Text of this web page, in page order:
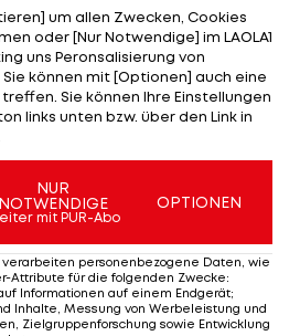
Grahovac weilten noch im
nutzen, um uns noch besser
Ideen noch besser zu
der erst Anfang
Feldhofer. Von Rapid II
Kanuric,Moritz Oswald,
und Nicholas Wunsch mit.
Zukunft vieler Spieler
Verträge laufen im Sommer
um allen Zwecken, Cookies
oder [Nur Notwendige] im LAOLA1
uns Peronsalisierung von
können mit [Optionen] auch eine
Sie können Ihre Einstellungen
links unten bzw. über den Link in
NUR
NOTWENDIGE
mit PUR-Abo
OPTIONEN
verarbeiten personenbezogene Daten, wie
Attribute für die folgenden Zwecke:
Informationen auf einem Endgerät;
Inhalte, Messung von Werbeleistung und
Zielgruppenforschung sowie Entwicklung